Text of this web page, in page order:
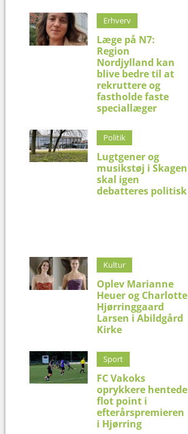
Erhverv
Læge på N7:
Region
Nordjylland kan
blive bedre til at
rekruttere og
fastholde faste
speciallæger
Politik
Lugtgener og
musikstøj i Skagen
skal igen
debatteres politisk
Kultur
Oplev Marianne
Heuer og Charlotte
Hjørringgaard
Larsen i Abildgård
Kirke
Sport
FC Vakoks
oprykkere hentede
flot point i
efterårspremieren
i Hjørring